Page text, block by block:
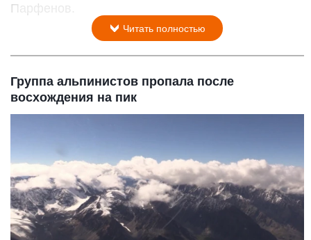
Парфенов.
Читать полностью
Группа альпинистов пропала после
восхождения на пик